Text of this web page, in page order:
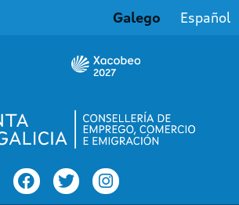
Galego Español